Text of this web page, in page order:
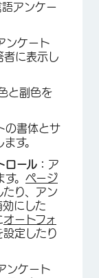
アンケー
ンケート
者に表示し
と副色を
の書体とサ
す。
ール： ア
。 ページ
たり、アン
効にした
オートフォ
定したり
ンケート